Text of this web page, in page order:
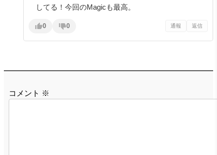
してる！今回のMagicも最高。
0 0 通報 返信
コメント ※